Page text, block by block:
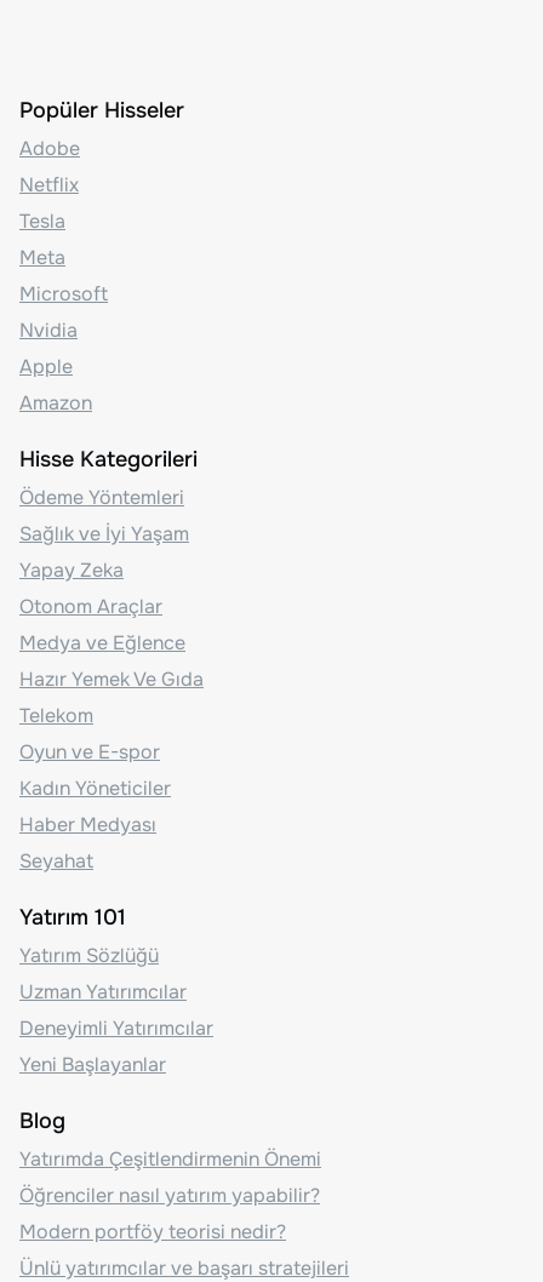
Popüler Hisseler
Adobe
Netflix
Tesla
Meta
Microsoft
Nvidia
Apple
Amazon
Hisse Kategorileri
Ödeme Yöntemleri
Sağlık ve İyi Yaşam
Yapay Zeka
Otonom Araçlar
Medya ve Eğlence
Hazır Yemek Ve Gıda
Telekom
Oyun ve E-spor
Kadın Yöneticiler
Haber Medyası
Seyahat
Yatırım 101
Yatırım Sözlüğü
Uzman Yatırımcılar
Deneyimli Yatırımcılar
Yeni Başlayanlar
Blog
Yatırımda Çeşitlendirmenin Önemi
Öğrenciler nasıl yatırım yapabilir?
Modern portföy teorisi nedir?
Ünlü yatırımcılar ve başarı stratejileri